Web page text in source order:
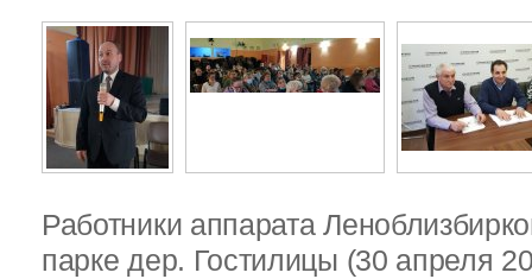
Работники аппарата
парке дер. Гостилицы (30 апреля